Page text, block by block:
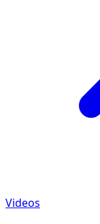
Videos